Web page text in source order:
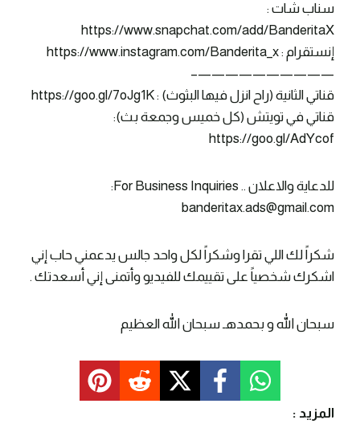
سناب شات :
https://www.snapchat.com/add/BanderitaX
إنستقرام : https://www.instagram.com/Banderita_x
——————————–
قناتي الثانية (راح انزل فيها البثوث) : https://goo.gl/7oJg1K
قناتي في تويتش (كل خميس وجمعة بث):
https://goo.gl/AdYcof
للدعاية والاعلان .. For Business Inquiries:
banderitax.ads@gmail.com
شكراً لك اللي تقرا وشكراً لكل واحد جالس يدعمني حاب إني
اشكرك شخصياً على تقييمك للفيديو وأتمنى إني أسعدتك .
سبحان الله و بحمدهـ سبحان الله العظيم
المزيد :